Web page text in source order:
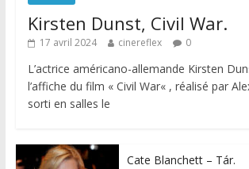
Kirsten Dunst, Civil War.
17 avril 2024 cinereflex 0
L’actrice américano-allemande Kirsten
l’affiche du film « Civil War« , réalisé par
sorti en salles le
Cate Blanchett – Tár.